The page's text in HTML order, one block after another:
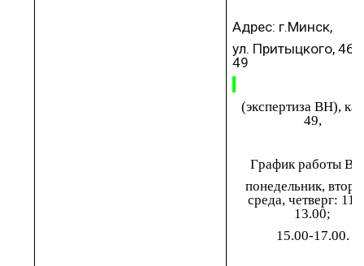
Адрес: г.Минск,
ул. Притыцкого, 46,
49
(экспертиза ВН), каб
49,
Графикработы
понедельник,
среда, четверг:
13.00;
15.00-17.00.